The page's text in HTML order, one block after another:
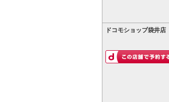
ドコモショップ袋井店